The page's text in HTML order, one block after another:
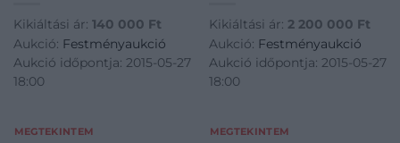
Kikiáltási ár: 140 000 Ft
Aukció: Festményaukció
Aukció időpontja: 2015-05-27
18:00
MEGTEKINTEM
Kikiáltási ár: 2 200 000 Ft
Aukció: Festményaukció
Aukció időpontja: 2015-05-27
18:00
MEGTEKINTEM